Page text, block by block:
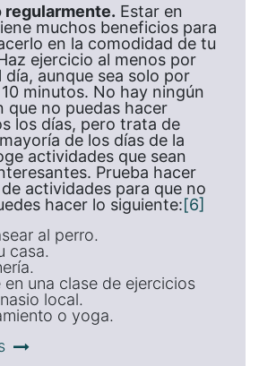
regularmente. Estar en
muchos beneficios para
en la comodidad de tu
ejercicio al menos por
aunque sea solo por
minutos. No hay ningún
que no puedas hacer
los días, pero trata de
de los días de la
actividades que sean
Prueba hacer
actividades para que no
hacer lo siguiente:[6]
al perro.
casa.
en una clase de ejercicios
local.
o yoga.